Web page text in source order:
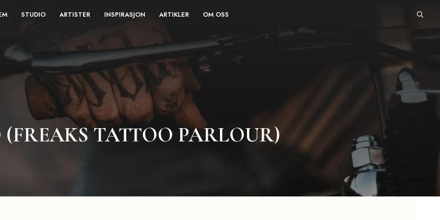
STUDIO ARTISTER INSPIRASJON ARTIKLER OM OSS
TATTOO PARLOUR)